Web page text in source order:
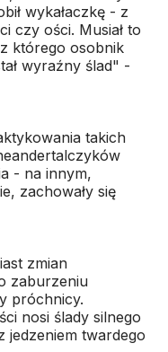
wykałaczkę - z
czy ości. Musiał to
którego osobnik
wyraźny ślad" -
takich
- na innym,
zachowały się
zmian
zaburzeniu
próchnicy.
nosi ślady silnego
jedzeniem twardego